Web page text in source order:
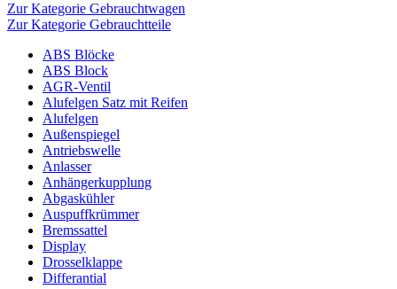
Zur Kategorie Gebrauchtwagen
Zur Kategorie Gebrauchtteile
ABS Blöcke
ABS Block
AGR-Ventil
Alufelgen Satz mit Reifen
Alufelgen
Außenspiegel
Antriebswelle
Anlasser
Anhängerkupplung
Abgaskühler
Auspuffkrümmer
Bremssattel
Display
Drosselklappe
Differantial